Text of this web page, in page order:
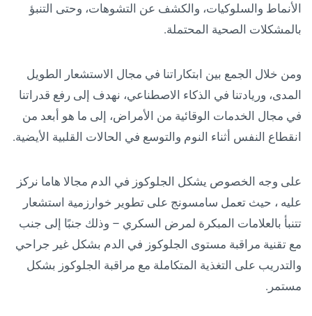
الأنماط والسلوكيات، والكشف عن التشوهات، وحتى التنبؤ
بالمشكلات الصحية المحتملة.
ومن خلال الجمع بين ابتكاراتنا في مجال الاستشعار الطويل
المدى، وريادتنا في الذكاء الاصطناعي، نهدف إلى رفع قدراتنا
في مجال الخدمات الوقائية من الأمراض، إلى ما هو أبعد من
انقطاع النفس أثناء النوم والتوسع في الحالات القلبية الأيضية.
على وجه الخصوص يشكل الجلوكوز في الدم مجالا هاما نركز
عليه ، حيث تعمل سامسونج على تطوير خوارزمية استشعار
تتنبأ بالعلامات المبكرة لمرض السكري – وذلك جنبًا إلى جنب
مع تقنية مراقبة مستوى الجلوكوز في الدم بشكل غير جراحي
والتدريب على التغذية المتكاملة مع مراقبة الجلوكوز بشكل
مستمر.